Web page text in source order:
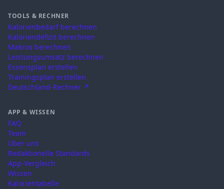
TOOLS & RECHNER
Kalorienbedarf berechnen
Kaloriendefizit berechnen
Makros berechnen
Leistungsumsatz berechnen
Essensplan erstellen
Trainingsplan erstellen
Deutschland-Rechner ↗
APP & WISSEN
FAQ
Team
Über uns
Redaktionelle Standards
App-Vergleich
Wissen
Kalorientabelle